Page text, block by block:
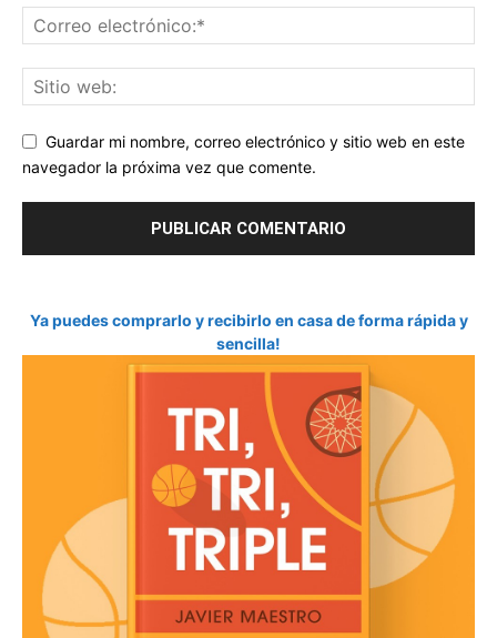
Guardar mi nombre, correo electrónico y sitio web en este
navegador la próxima vez que comente.
Ya puedes comprarlo y recibirlo en casa de forma rápida y
sencilla!